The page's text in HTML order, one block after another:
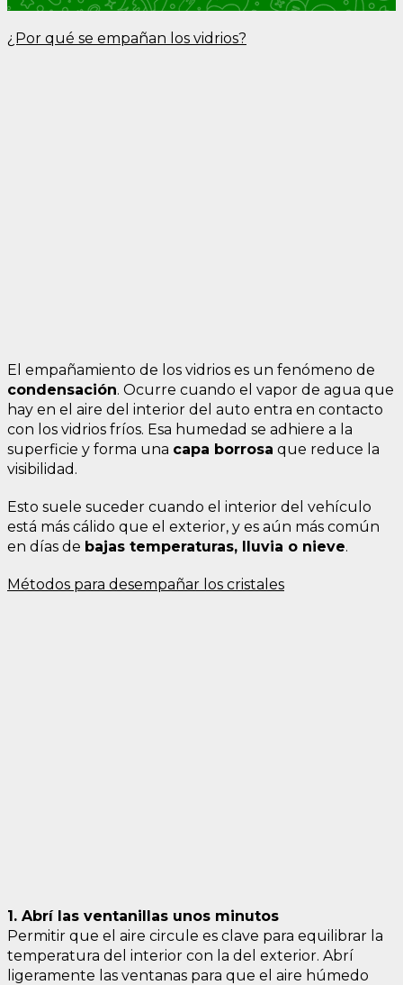
¿Por qué se empañan los vidrios?
El empañamiento de los vidrios es un fenómeno de
condensación. Ocurre cuando el vapor de agua que
hay en el aire del interior del auto entra en contacto
con los vidrios fríos. Esa humedad se adhiere a la
superficie y forma una capa borrosa que reduce la
visibilidad.
Esto suele suceder cuando el interior del vehículo
está más cálido que el exterior, y es aún más común
en días de bajas temperaturas, lluvia o nieve.
Métodos para desempañar los cristales
1. Abrí las ventanillas unos minutos
Permitir que el aire circule es clave para equilibrar la
temperatura del interior con la del exterior. Abrí
ligeramente las ventanas para que el aire húmedo